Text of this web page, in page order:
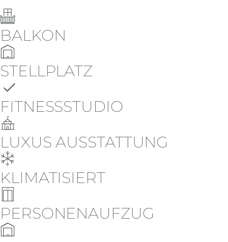
BALKON
STELLPLATZ
FITNESSSTUDIO
LUXUS AUSSTATTUNG
KLIMATISIERT
PERSONENAUFZUG